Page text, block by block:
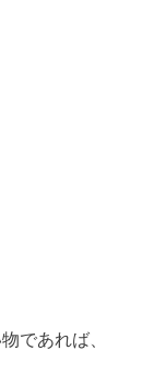
であれば、